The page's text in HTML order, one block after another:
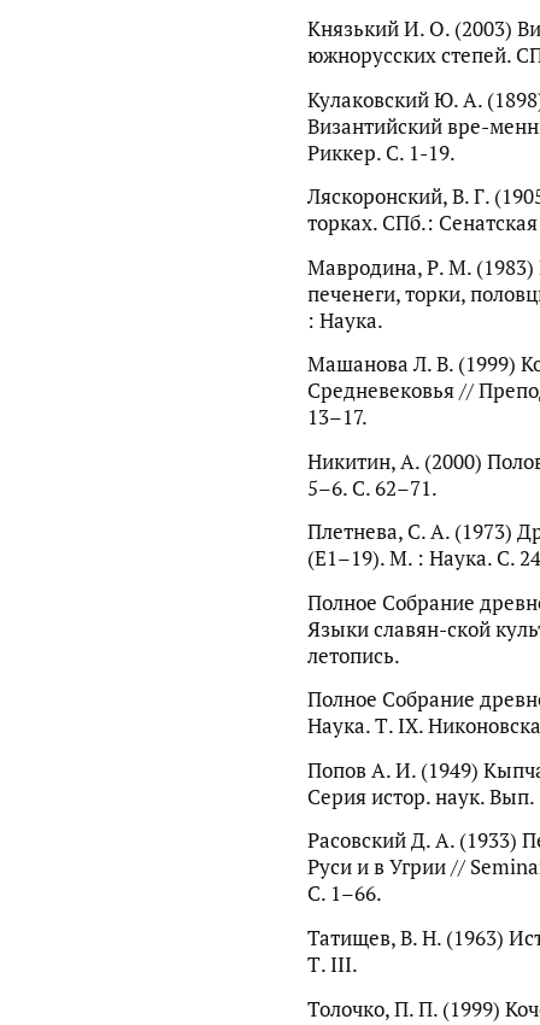
Князький И. О. (2003)
южнорусских степей.
Кулаковский Ю. А.
Византийский вре-
Риккер. С. 1-19.
Ляскоронский, В. Г.
торках. СПб.:
Мавродина, Р. М. (1983)
печенеги, торки,
: Наука.
Машанова Л. В. (1999)
Средневековья //
13–17.
Никитин, А. (2000)
5–6. С. 62–71.
Плетнева, С. А. (1973)
(Е1–19). М. : Наука. С.
Полное Собрание
Языки славян-ской
летопись.
Полное Собрание
Наука. Т. IX.
Попов А. И. (1949)
Серия истор. наук. Вып.
Расовский Д. А. (1933)
Руси и в Угрии //
С. 1–66.
Татищев, В. Н. (1963)
Т. III.
Толочко, П. П. (1999)